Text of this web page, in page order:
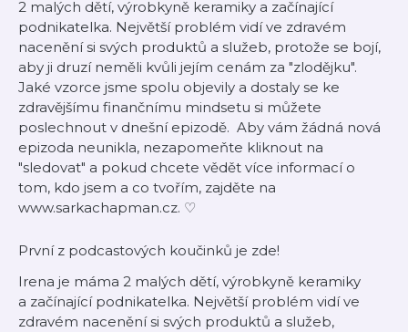
2 malých dětí, výrobkyně keramiky a začínající
podnikatelka. Největší problém vidí ve zdravém
nacenění si svých produktů a služeb, protože se bojí,
aby ji druzí neměli kvůli jejím cenám za "zlodějku".
Jaké vzorce jsme spolu objevily a dostaly se ke
zdravějšímu finančnímu mindsetu si můžete
poslechnout v dnešní epizodě. Aby vám žádná nová
epizoda neunikla, nezapomeňte kliknout na
"sledovat" a pokud chcete vědět více informací o
tom, kdo jsem a co tvořím, zajděte na
⁠⁠⁠⁠www.sarkachapman.cz⁠⁠⁠⁠. ♡
První z podcastových koučinků je zde!
Irena je máma 2 malých dětí, výrobkyně keramiky
a začínající podnikatelka. Největší problém vidí ve
zdravém nacenění si svých produktů a služeb,